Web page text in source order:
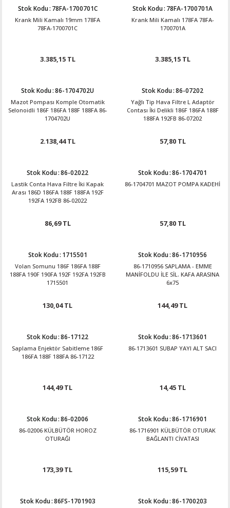
Stok Kodu: 78FA-1700701C
Krank Mili Kamalı 19mm 178FA
78FA-1700701C
3.385,15 TL
Stok Kodu: 78FA-1700701A
Krank Mili Kamalı 178FA 78FA-
1700701A
3.385,15 TL
Stok Kodu:86-1704702U
Mazot Pompası Komple Otomatik
Selonoidli 186F 186FA 188F 188FA 86-
1704702U
2.138,44 TL
Stok Kodu:86-07202
Yağlı Tip Hava Filtre L Adaptör
Contası İki Delikli 186F 186FA 188F
188FA 192FB 86-07202
57,80 TL
Stok Kodu:86-02022
Lastik Conta Hava Filtre İki Kapak
Arası 186D 186FA 188F 188FA 192F
192FA 192FB 86-02022
86,69 TL
Stok Kodu:86-1704701
86-1704701 MAZOT POMPA KADEHİ
57,80 TL
Stok Kodu: 1715501
Volan Somunu 186F 186FA 188F
188FA 190F 190FA 192F 192FA 192FB
1715501
130,04 TL
Stok Kodu:86-1710956
86-1710956 SAPLAMA - EMME
MANİFOLDU İLE SİL. KAFA ARASINA
6x75
144,49 TL
Stok Kodu:86-17122
Saplama Enjektör Sabitleme 186F
186FA 188F 188FA 86-17122
144,49 TL
Stok Kodu:86-1713601
86-1713601 SUBAP YAYI ALT SACI
14,45 TL
Stok Kodu:86-02006
86-02006 KÜLBÜTÖR HOROZ
OTURAĞI
173,39 TL
Stok Kodu:86-1716901
86-1716901 KÜLBÜTÖR OTURAK
BAĞLANTI CİVATASI
115,59 TL
Stok Kodu:86FS-1701903 Stok Kodu:86-1700203